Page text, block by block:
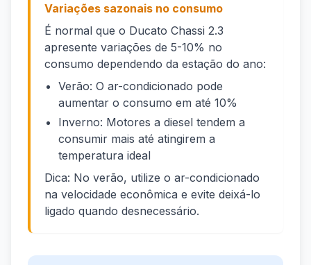
Variações sazonais no consumo
É normal que o Ducato Chassi 2.3
apresente variações de 5-10% no
consumo dependendo da estação do ano:
Verão: O ar-condicionado pode
aumentar o consumo em até 10%
Inverno: Motores a diesel tendem a
consumir mais até atingirem a
temperatura ideal
Dica: No verão, utilize o ar-condicionado
na velocidade econômica e evite deixá-lo
ligado quando desnecessário.